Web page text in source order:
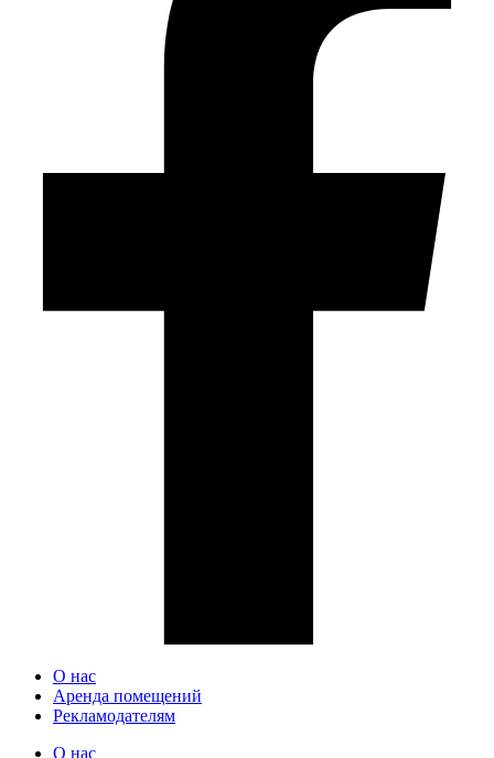
О нас
Аренда помещений
Рекламодателям
О нас